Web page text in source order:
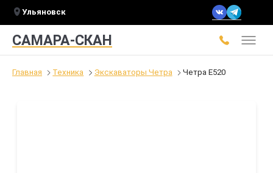
Ульяновск
САМАРА-СКАН
Главная Техника Экскаваторы Четра Четра Е520